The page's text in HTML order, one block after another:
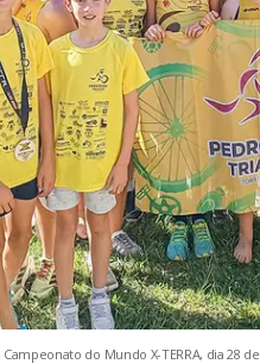
do Mundo X-TERRA, dia 28